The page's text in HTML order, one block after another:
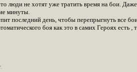
люди не хотят уже тратить время на бои.
минуты.
последний день, чтобы перепрыгнуть все
боя как это в самих Героях